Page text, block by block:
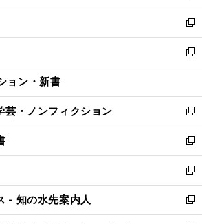
ウ
で
開
く
ン
ド
ウ
で
開
ウ
ィ
ン
ド
ウ
開
く
し
い
ウ
ィ
ン
ウ
で
開
く
新
し
い
ウ
ン
ド
ウ
で
開
く
新
し
ウ
ィ
ン
ド
ウ
で
開
く
ョン・新書
芸・ノンフィクション
新
し
い
ウ
ィ
ン
ド
ウ
新
し
い
ウ
ィ
ン
新
し
い
ウ
- 知の水先案内人
新
し